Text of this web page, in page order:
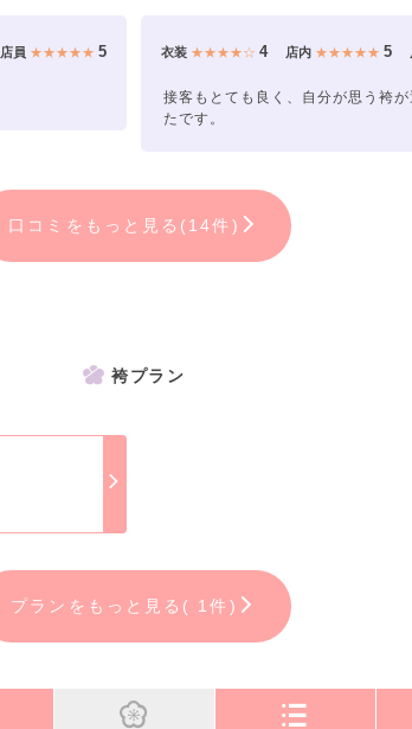
店員 ★★★★★ 5 衣装 ★★★★☆4 店内 ★★★★★ 5
接客もとても良く、自分が思う袴
たです。
口コミをもっと見る(14件)
袴プラン
プランをもっと見る( 1件)